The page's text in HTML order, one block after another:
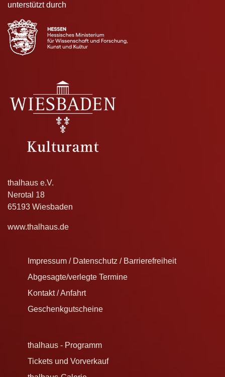
unterstützt durch
thalhaus e.V.
Nerotal 18
65193 Wiesbaden
www.thalhaus.de
Impressum / Datenschutz / Barrierefreiheit
Abgesagte/verlegte Termine
Kontakt / Anfahrt
Geschenkgutscheine
thalhaus - Programm
Tickets und Vorverkauf